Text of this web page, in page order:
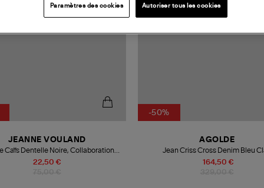
22,50 €
JEANNE VOULAND
Caïs Dentelle Noire, Collaboration
Vouland x Nina des Criquets
-50%
164,50 €
AGOLDE
Jean Criss Cross Denim Bleu
Paramètres des cookies Autoriser tous les cookies